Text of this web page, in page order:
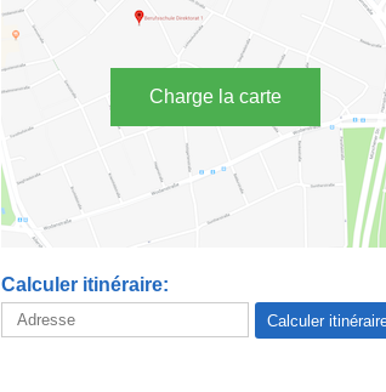
Charge la carte
Calculer itinéraire: